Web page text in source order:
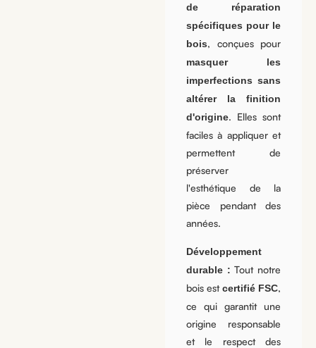
de réparation
spécifiques pour le
bois, conçues pour
masquer les
imperfections sans
altérer la finition
d'origine. Elles sont
faciles à appliquer et
permettent de
préserver
l'esthétique de la
pièce pendant des
années.
Développement
durable : Tout notre
bois estcertifié FSC,
ce qui garantit une
origine responsable
et le respect des